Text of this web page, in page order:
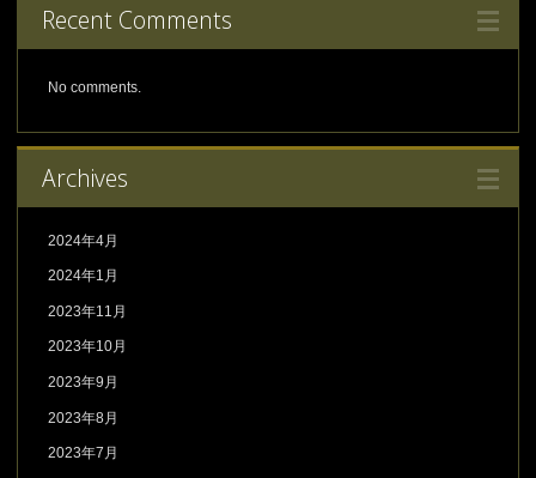
Recent Comments
No comments.
Archives
2024年4月
2024年1月
2023年11月
2023年10月
2023年9月
2023年8月
2023年7月